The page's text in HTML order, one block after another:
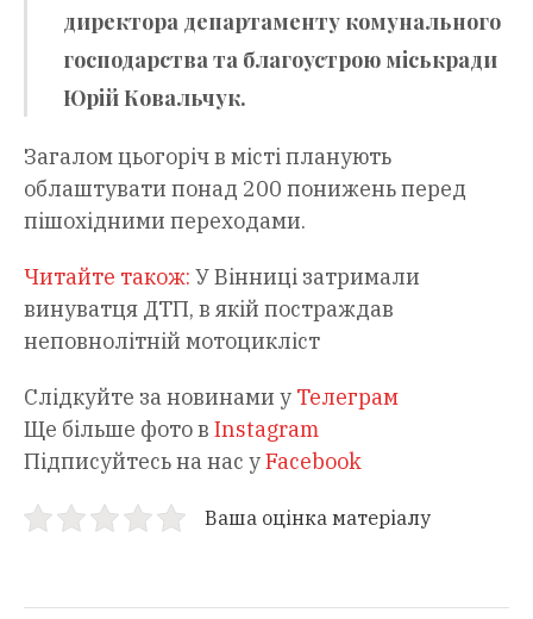
директора департаменту комунального
господарства та благоустрою міськради
Юрій Ковальчук.
Загалом цьогоріч в місті планують
облаштувати понад 200 понижень перед
пішохідними переходами.
Читайте також: У Вінниці затримали
винуватця ДТП, в якій постраждав
неповнолітній мотоцикліст
Слідкуйте за новинами у Телеграм
Ще більше фото в Instagram
Підписуйтесь на нас уFacebook
Ваша оцінка матеріалу